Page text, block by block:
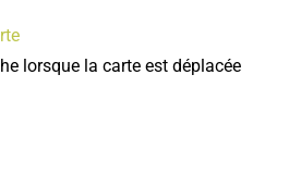
lorsque la carte est déplacée